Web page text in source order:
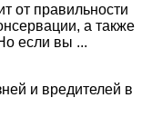
от правильности
а также
если вы ...
и вредителей в